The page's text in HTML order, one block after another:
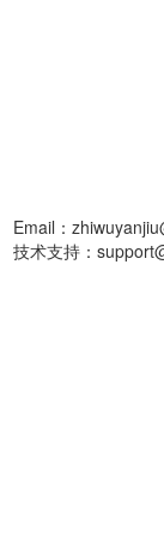
：
术支持：